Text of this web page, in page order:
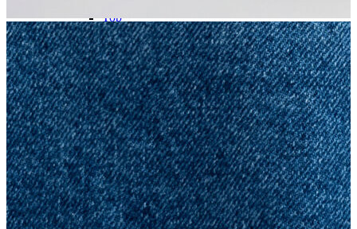
Top
Sweatshirt
Kazak
Yelek
Eşofman Altı
Bikini/Mayo
Tulum
Dış Giyim
Dış Giyim
Yağmurluk
Trenchcoat
Mont
Ceket
Erkek
Erkek